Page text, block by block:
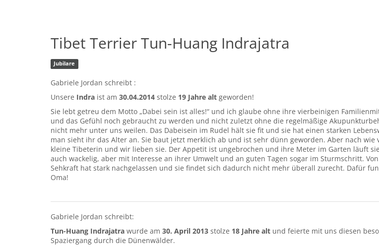
Tibet Terrier Tun-Huang Indrajatra
Jubilare
Gabriele Jordan schreibt :
Unsere Indra ist am 30.04.2014 stolze 19 Jahre alt geworden!
Sie lebt getreu dem Motto „Dabei sein ist alles!“ und ich glaube ohne ihre vierbeinigen
und das Gefühl noch gebraucht zu werden und nicht zuletzt ohne die regelmäßige
nicht mehr unter uns weilen. Das Dabeisein im Rudel hält sie fit und sie hat einen starken
man sieht ihr das Alter an. Sie baut jetzt merklich ab und ist sehr dünn geworden. Aber nach wie
kleine Tibeterin und wir lieben sie. Der Appetit ist ungebrochen und ihre Meter im Garten läuft
auch wackelig, aber mit Interesse an ihrer Umwelt und an guten Tagen sogar im Sturmschritt.
Sehkraft hat stark nachgelassen und sie findet sich dadurch nicht mehr überall zurecht. Dafür
Oma!
Gabriele Jordan schreibt:
Tun-Huang Indrajatra wurde am 30. April 2013 stolze 18 Jahre alt und feierte mit uns diesen
Spaziergang durch die Dünenwälder.